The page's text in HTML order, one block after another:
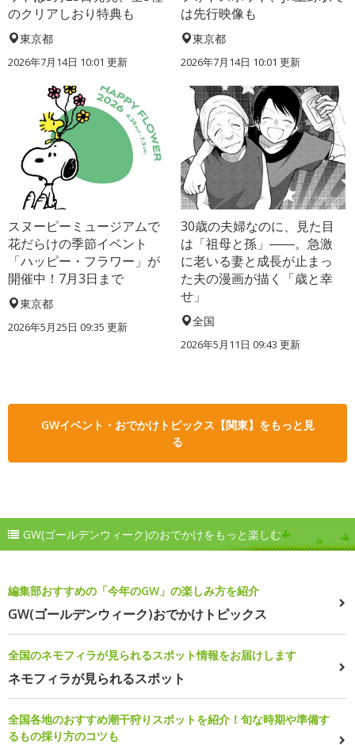
のクリアしおり特典も
東京都
2026年7月14日 10:01 更新
は先行映像も
東京都
2026年7月14日 10:01 更新
スヌーピーミュージアムで
花だらけの季節イベント
「ハッピー・フラワー」が
開催中！7月3日まで
東京都
2026年5月25日 09:35 更新
30歳の夫婦なのに、見た目
は「祖母と孫」――。急激
に老いる妻と成長が止まっ
た夫の漫画が描く「歳と幸
せ」
全国
2026年5月11日 09:43 更新
GWイベント・おでかけトピックス【関東】をもっと見
る
GW(ゴールデンウィーク)のおでかけをもっと楽しむ
編集部おすすめの「今年のGW」の楽しみ方を紹介
GW(ゴールデンウィーク)おでかけトピックス
全国のネモフィラが見られるスポット情報をお届けします
ネモフィラが見られるスポット
全国各地のおすすめ潮干狩りスポットを紹介！旬な時期や準備す
るもの採り方のコツも